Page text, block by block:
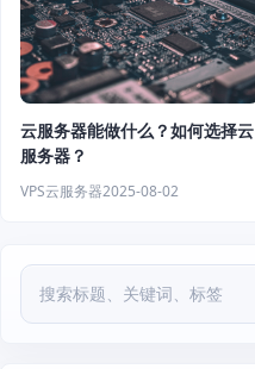
云服务器能做什么？如何选择云
服务器？
VPS云服务器2025-08-02